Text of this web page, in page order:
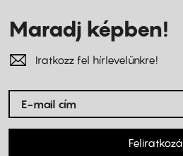
Maradj képben!
Iratkozz fel hírlevelünkre!